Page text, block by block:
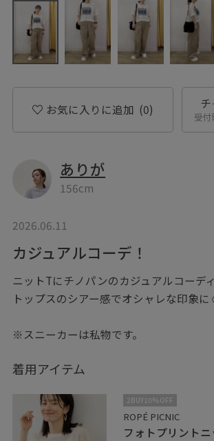
お気に入りに追加 (0) 受
ありが
156cm
2026.06.11
カジュアルコーデ！
ニットTにチノパンのカジュアルコーデ
トップスのシアー感でオシャレな印象
※スニーカーは私物です。
着用アイテム
2BUY10%OFF
ROPÉ PICNIC
フォトプリント